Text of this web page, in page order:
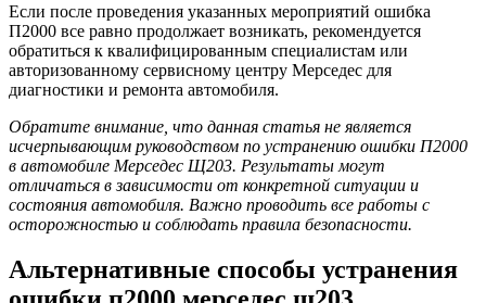
Если после проведения указанных мероприятий ошибка
П2000 все равно продолжает возникать, рекомендуется
обратиться к квалифицированным специалистам или
авторизованному сервисному центру Мерседес для
диагностики и ремонта автомобиля.
Обратите внимание, что данная статья не является
исчерпывающим руководством по устранению ошибки П2000
в автомобиле Мерседес Щ203. Результаты могут
отличаться в зависимости от конкретной ситуации и
состояния автомобиля. Важно проводить все работы с
осторожностью и соблюдать правила безопасности.
Альтернативные способы устранения